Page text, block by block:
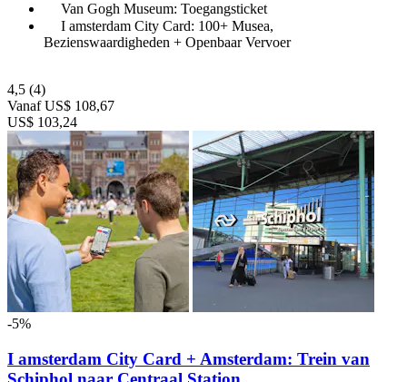
Van Gogh Museum: Toegangsticket
I amsterdam City Card: 100+ Musea,
Bezienswaardigheden + Openbaar Vervoer
4,5 (4)
Vanaf US$ 108,67
US$ 103,24
-5%
I amsterdam City Card + Amsterdam: Trein van